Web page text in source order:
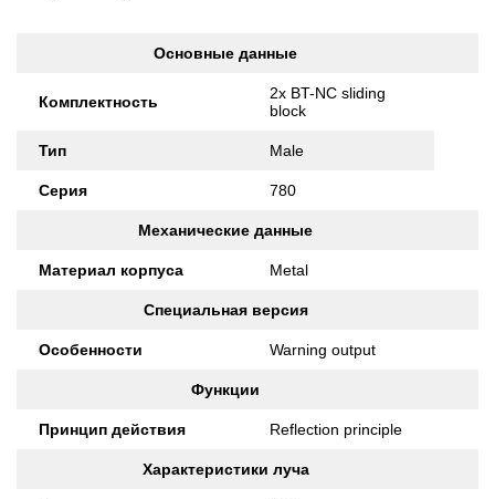
Основные данные
Комплектность
2x BT-NC sliding
block
Тип Male
Серия 780
Механические данные
Материал корпуса Metal
Специальная версия
Особенности Warning output
Функции
Принцип действия Reflection principle
Характеристики луча